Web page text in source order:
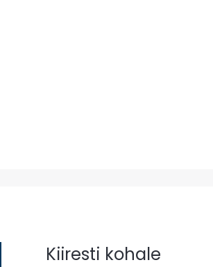
Kiiresti kohale